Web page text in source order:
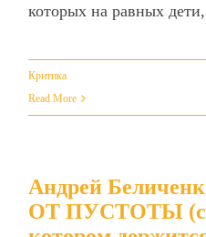
которых на равных
Критика
Read More
Андрей
ОТ ПУСТОТЫ